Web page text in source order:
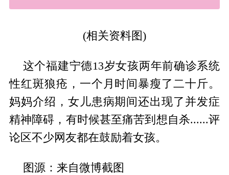
(相关资料图)
这个福建宁德13岁女孩两年前确诊系统
性红斑狼疮，一个月时间暴瘦了二十斤。
妈妈介绍，女儿患病期间还出现了并发症
精神障碍，有时候甚至痛苦到想自杀......评
论区不少网友都在鼓励着女孩。
图源：来自微博截图